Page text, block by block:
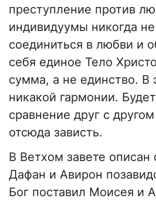
преступление против
индивидуумы никогда
соединиться в любви и
себя единое Тело
сумма, а не единство. В
никакой гармонии.
сравнение друг с
отсюда зависть.
В Ветхом завете описан
Дафан и Авирон
Бог поставил Моисея и